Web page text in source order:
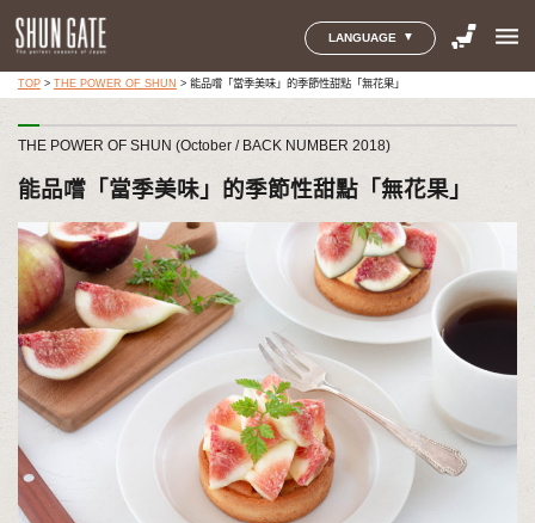
LANGUAGE menu
TOP> THE POWER OF SHUN > 能品嚐「當季美味」的季節性甜點「無花果」
THE POWER OF SHUN (October / BACK NUMBER 2018)
能品嚐「當季美味」的季節性甜點「無花果」